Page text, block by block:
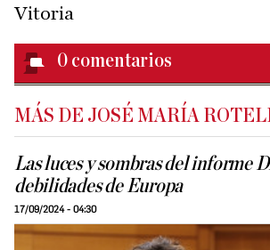
Vitoria
0 comentarios
MÁS DE JOSÉ MARÍA
Las luces y sombras del informe
debilidades de Europa
17/09/2024 - 04:30